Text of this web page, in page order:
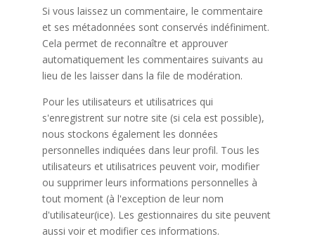
Si vous laissez un commentaire, le commentaire
et ses métadonnées sont conservés indéfiniment.
Cela permet de reconnaître et approuver
automatiquement les commentaires suivants au
lieu de les laisser dans la file de modération.
Pour les utilisateurs et utilisatrices qui
s'enregistrent sur notre site (si cela est possible),
nous stockons également les données
personnelles indiquées dans leur profil. Tous les
utilisateurs et utilisatrices peuvent voir, modifier
ou supprimer leurs informations personnelles à
tout moment (à l'exception de leur nom
d'utilisateur(ice). Les gestionnaires du site peuvent
aussi voir et modifier ces informations.